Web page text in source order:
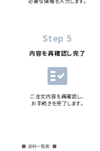
Step 5
内容を再確認し完了
fact_check
ご注文内容を再確認し、
お手続きを完了します。